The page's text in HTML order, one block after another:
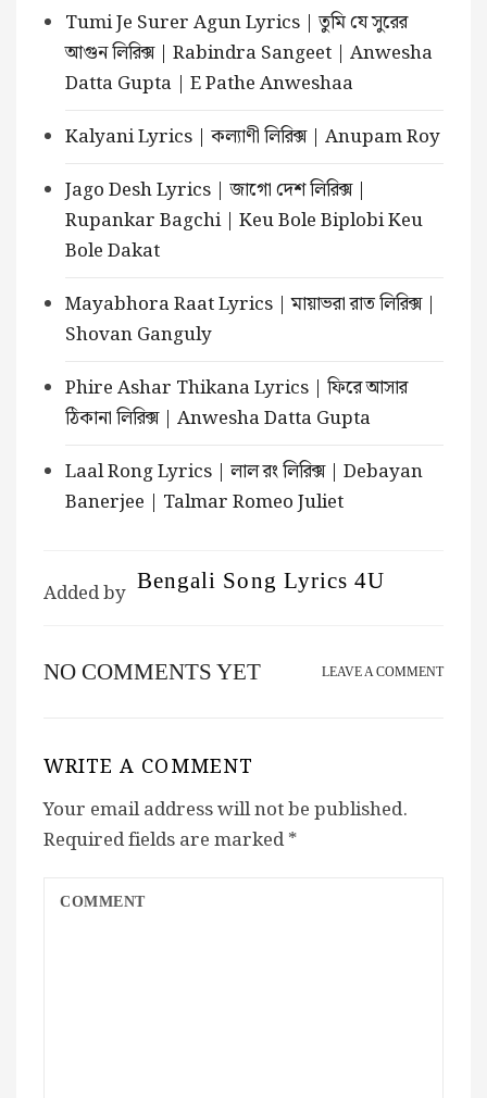
Tumi Je Surer Agun Lyrics | তুমি যে সুরের
আগুন লিরিক্স | Rabindra Sangeet | Anwesha
Datta Gupta | E Pathe Anweshaa
Kalyani Lyrics | কল্যাণী লিরিক্স | Anupam Roy
Jago Desh Lyrics | জাগো দেশ লিরিক্স |
Rupankar Bagchi | Keu Bole Biplobi Keu
Bole Dakat
Mayabhora Raat Lyrics | মায়াভরা রাত লিরিক্স |
Shovan Ganguly
Phire Ashar Thikana Lyrics | ফিরে আসার
ঠিকানা লিরিক্স | Anwesha Datta Gupta
Laal Rong Lyrics | লাল রং লিরিক্স | Debayan
Banerjee | Talmar Romeo Juliet
Added by Bengali Song Lyrics 4U
NO COMMENTS YET LEAVE A COMMENT
WRITE A COMMENT
Your email address will not be published.
Required fields are marked*